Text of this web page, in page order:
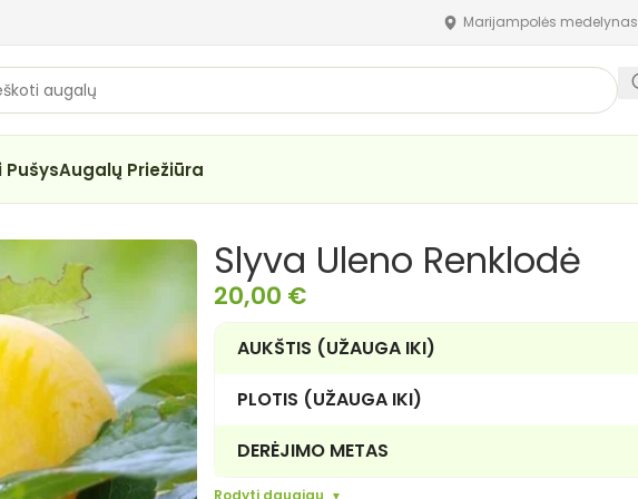
Marijampolės medelynas
PušysAugalų Priežiūra
Slyva Uleno Renklodė
20,00 €
AUKŠTIS (UŽAUGA IKI)
PLOTIS (UŽAUGA IKI)
DERĖJIMO METAS
Rodyti daugiau